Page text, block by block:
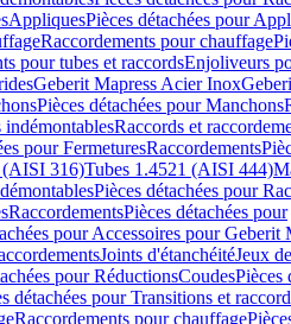
AppliquesPièces détachées pour
Raccordements pour chauffage
pour tubes et raccordsEnjoliveurs
Geberit Mapress Acier Inox
Pièces détachées pour Manchons
indémontablesRaccords et
pour FermeturesRaccordements
(AISI 316)Tubes 1.4521 (AISI 444)
Pièces détachées pour
RaccordementsPièces détachées pour
pour Accessoires pour
Joints d'étanchéitéJeux
pour RéductionsCoudesPièces
détachées pour Transitions et
Raccordements pour chauffage